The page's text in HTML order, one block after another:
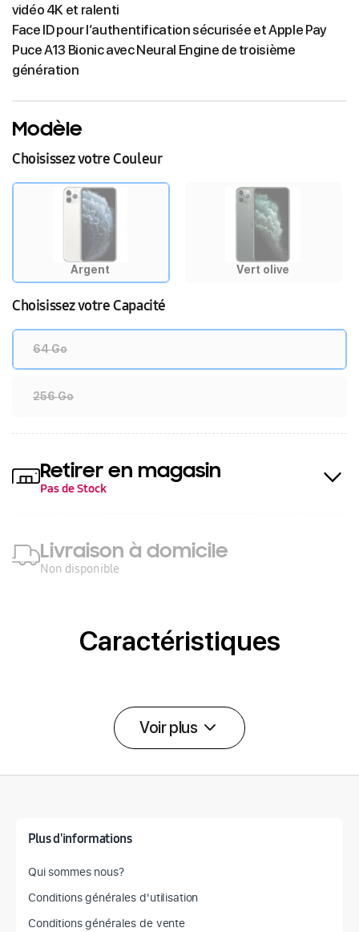
vidéo 4K et ralenti
Face ID pour l’authentification sécurisée et Apple Pay
Puce A13 Bionic avec Neural Engine de troisième
génération
Modèle
Choisissez votre Couleur
Argent Vert olive
Choisissez votre Capacité
64 Go
256 Go
Retirer en magasin
Pas de Stock
Livraison à domicile
Non disponible
Caractéristiques
Voir plus
Plus d'informations
Qui sommes nous?
Conditions générales d'utilisation
Conditions générales de vente